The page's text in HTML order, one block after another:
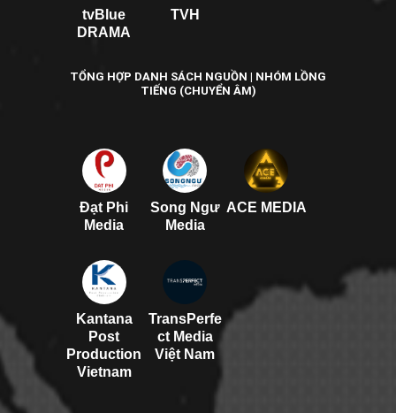
tvBlue
DRAMA
TVH
TỔNG HỢP DANH SÁCH NGUỒN | NHÓM LỒNG
TIẾNG (CHUYỂN ÂM)
Đạt Phi
Media
Song Ngư
Media
ACE MEDIA
Kantana
Post
Production
Vietnam
TransPerfe
ct Media
Việt Nam